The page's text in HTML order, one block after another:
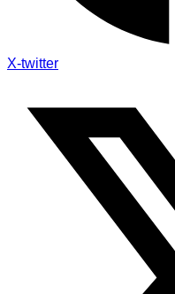
X-twitter